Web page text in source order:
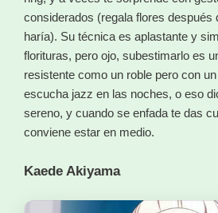
considerados (regala flores después
haría). Su técnica es aplastante y
florituras, pero ojo, subestimarlo es
resistente como un roble pero con
escucha jazz en las noches, o eso
sereno, y cuando se enfada te das
conviene estar en medio.
Kaede Akiyama